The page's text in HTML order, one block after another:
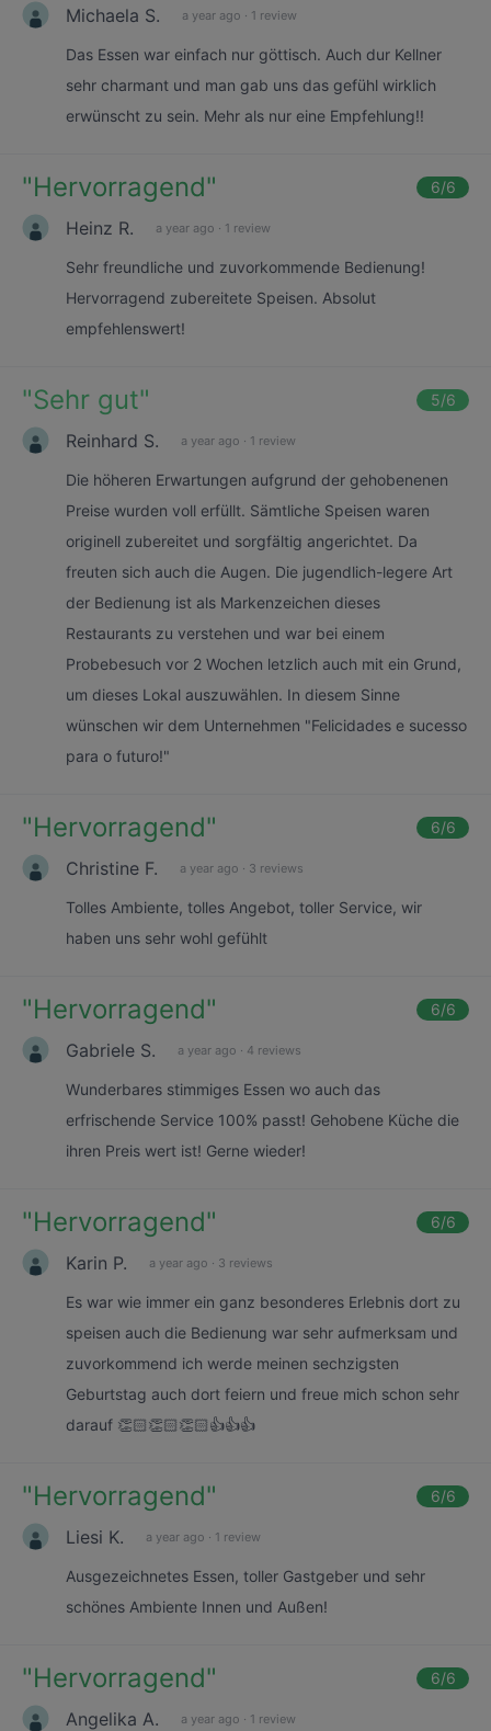
Michaela S. a year ago · 1 review
Das Essen war einfach nur göttisch. Auch dur Kellner
sehr charmant und man gab uns das gefühl wirklich
erwünscht zu sein. Mehr als nur eine Empfehlung!!
"Hervorragend" 6/6
Heinz R. a year ago · 1 review
Sehr freundliche und zuvorkommende Bedienung!
Hervorragend zubereitete Speisen. Absolut
empfehlenswert!
"Sehr gut" 5/6
Reinhard S. a year ago · 1 review
Die höheren Erwartungen aufgrund der gehobenenen
Preise wurden voll erfüllt. Sämtliche Speisen waren
originell zubereitet und sorgfältig angerichtet. Da
freuten sich auch die Augen. Die jugendlich-legere Art
der Bedienung ist als Markenzeichen dieses
Restaurants zu verstehen und war bei einem
Probebesuch vor 2 Wochen letzlich auch mit ein Grund,
um dieses Lokal auszuwählen. In diesem Sinne
wünschen wir dem Unternehmen "Felicidades e sucesso
para o futuro!"
"Hervorragend" 6/6
Christine F. a year ago · 3 reviews
Tolles Ambiente, tolles Angebot, toller Service, wir
haben uns sehr wohl gefühlt
"Hervorragend" 6/6
Gabriele S. a year ago · 4 reviews
Wunderbares stimmiges Essen wo auch das
erfrischende Service 100% passt! Gehobene Küche die
ihren Preis wert ist! Gerne wieder!
"Hervorragend" 6/6
Karin P. a year ago · 3 reviews
Es war wie immer ein ganz besonderes Erlebnis dort zu
speisen auch die Bedienung war sehr aufmerksam und
zuvorkommend ich werde meinen sechzigsten
Geburtstag auch dort feiern und freue mich schon sehr
darauf 👏🏻👏🏻👏🏻👍👍👍
"Hervorragend" 6/6
Liesi K. a year ago · 1 review
Ausgezeichnetes Essen, toller Gastgeber und sehr
schönes Ambiente Innen und Außen!
"Hervorragend" 6/6
Angelika A. a year ago · 1 review